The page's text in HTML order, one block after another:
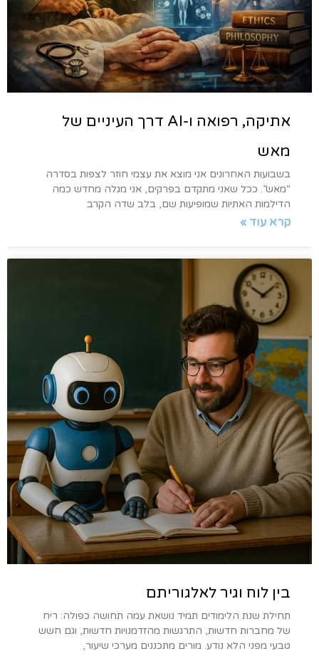
אתיקה, רפואה ו-AI דרך העיניים של
מאש
בשבועות האחרונים אני מוצא את עצמי חוזר לצפות בסדרה
“מאש”. ככל שאני מתקדם בפרקים, אני מגלה מחדש כמה
הדילמות האתיות שמופיעות שם, בלב שדה הקרב
קרא עוד »
בין לוח וגיר לאלגוריתם
תחילת שנת הלימודים תמיד נושאת עמה תחושה כפולה: ריח
של מחברות חדשות, התרגשות מהזדמנויות חדשות, וגם חשש
טבעי מפני הלא נודע. מורים מתכננים מערכי שיעור,